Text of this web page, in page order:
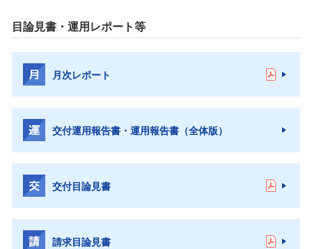
目論見書・運用レポート等
月次レポート
交付運用報告書・運用報告書（全体版）
交付目論見書
請求目論見書